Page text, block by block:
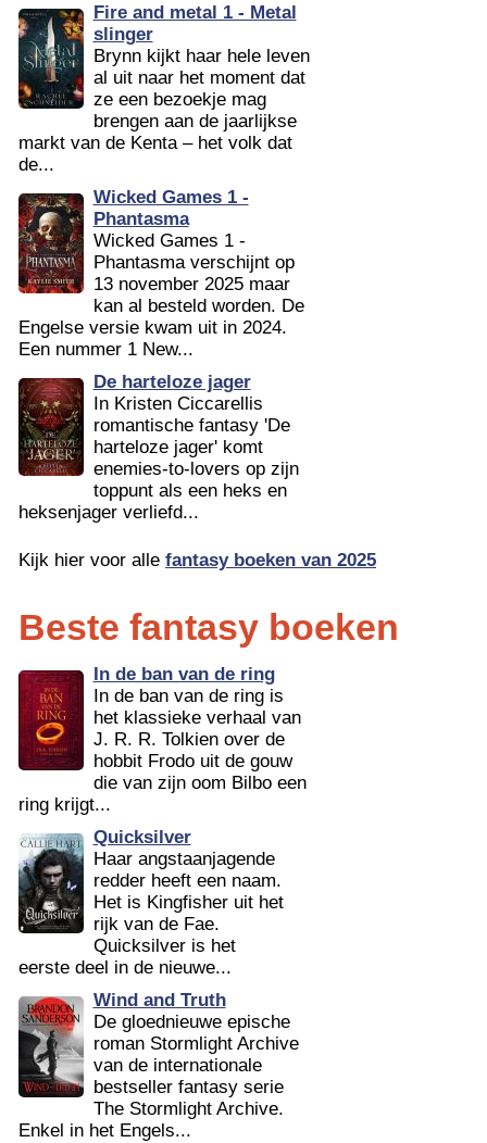
Fire and metal 1 - Metal
slinger
Brynn kijkt haar hele leven
al uit naar het moment dat
ze een bezoekje mag
brengen aan de jaarlijkse
markt van de Kenta – het volk dat
de...
Wicked Games 1 -
Phantasma
Wicked Games 1 -
Phantasma verschijnt op
13 november 2025 maar
kan al besteld worden. De
Engelse versie kwam uit in 2024.
Een nummer 1 New...
De harteloze jager
In Kristen Ciccarellis
romantische fantasy 'De
harteloze jager' komt
enemies-to-lovers op zijn
toppunt als een heks en
heksenjager verliefd...
Kijk hier voor alle fantasy boeken van 2025
Beste fantasy boeken
In de ban van de ring
In de ban van de ring is
het klassieke verhaal van
J. R. R. Tolkien over de
hobbit Frodo uit de gouw
die van zijn oom Bilbo een
ring krijgt...
Quicksilver
Haar angstaanjagende
redder heeft een naam.
Het is Kingfisher uit het
rijk van de Fae.
Quicksilver is het
eerste deel in de nieuwe...
Wind and Truth
De gloednieuwe epische
roman Stormlight Archive
van de internationale
bestseller fantasy serie
The Stormlight Archive.
Enkel in het Engels...